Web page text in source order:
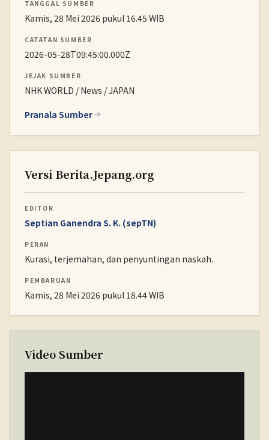
TANGGAL SUMBER
Kamis, 28 Mei 2026 pukul 16.45 WIB
CATATAN SUMBER
2026-05-28T09:45:00.000Z
JEJAK SUMBER
NHK WORLD / News / JAPAN
Pranala Sumber
Versi Berita.Jepang.org
EDITOR
Septian Ganendra S. K. (sepTN)
PERAN
Kurasi, terjemahan, dan penyuntingan naskah.
PEMBARUAN
Kamis, 28 Mei 2026 pukul 18.44 WIB
Video Sumber